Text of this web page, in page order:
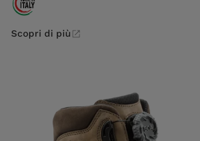
Scopri di più